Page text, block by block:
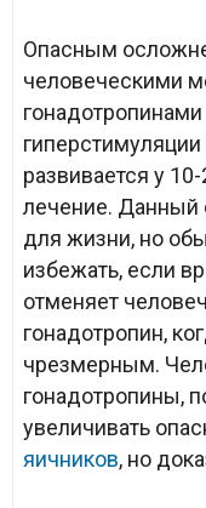
Опасным
человеческими
развивается у
лечение. Данный
для жизни, но
избежать, если
отменяет
гонадотропин,
чрезмерным.
гонадотропины,
увеличивать
яичников, но